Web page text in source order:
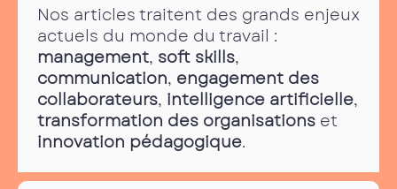
Nos articles traitent des grands enjeux
actuels du monde du travail :
management, soft skills,
communication, engagement des
collaborateurs, intelligence artificielle,
transformation des organisations et
innovation pédagogique.